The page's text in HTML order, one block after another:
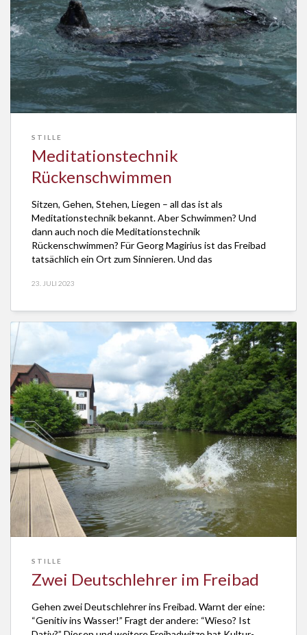
STILLE
Meditationstechnik
Rückenschwimmen
Sitzen, Gehen, Stehen, Liegen – all das ist als
Meditationstechnik bekannt. Aber Schwimmen? Und
dann auch noch die Meditationstechnik
Rückenschwimmen? Für Georg Magirius ist das Freibad
tatsächlich ein Ort zum Sinnieren. Und das
Das behauptet er im Bayerischen Rundfunk in der Reihe
23. JULI 2023
STILLE
Zwei Deutschlehrer im Freibad
Gehen zwei Deutschlehrer ins Freibad. Warnt der eine:
“Genitiv ins Wasser!” Fragt der andere: “Wieso? Ist